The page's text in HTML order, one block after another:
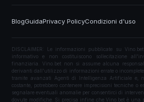
BlogGuidaPrivacy PolicyCondizioni d'uso
DISCLAIMER: Le informazioni pubblicate su
informativo e non costituiscono sollecitazione
finanziaria. Vino.bet non si assume alcuna
derivanti dall'utilizzo di informazioni errate o
tramite avanzati Agenti di Intelligenza Artificiale e,
costante, potrebbero contenere imprecisioni tecniche o
segnalare eventuali anomalie per consentirci di
dovute modifiche. Si precisa infine che Vino.bet è una